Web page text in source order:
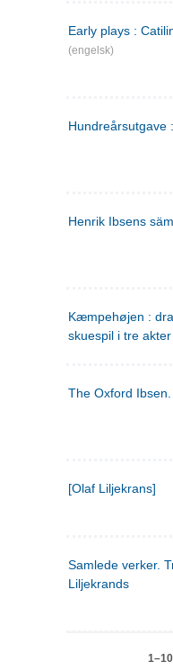
Early plays :
(engelsk)
Hundreårsutgave
Henrik Ibsens
Kæmpehøjen :
skuespil i tre akter
The Oxford
[Olaf Liljekrans]
Samlede verker.
Liljekrands